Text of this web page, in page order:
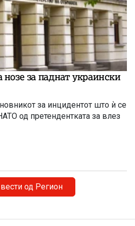
нозе за паднат украински
за инцидентот што ѝ се
од претендентката за влез
од Регион